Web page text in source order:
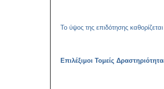
Το ύψος της επιδότησης
Επιλέξιμοι Τομείς